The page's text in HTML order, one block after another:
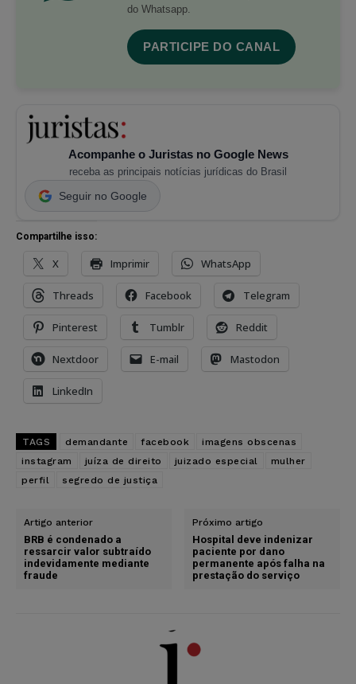
do Whatsapp.
PARTICIPE DO CANAL
Acompanhe o Juristas no Google News
receba as principais notícias jurídicas do Brasil
Seguir no Google
Compartilhe isso:
X Imprimir WhatsApp
Threads Facebook Telegram
Pinterest Tumblr Reddit
Nextdoor E-mail Mastodon
LinkedIn
TAGS demandante facebook
imagens obscenas
instagram
juíza de direito juizado especial
mulher
perfil
segredo de justiça
Artigo anterior
BRB é condenado a
ressarcir valor subtraído
indevidamente mediante
fraude
Próximo artigo
Hospital deve indenizar
paciente por dano
permanente após falha na
prestação do serviço